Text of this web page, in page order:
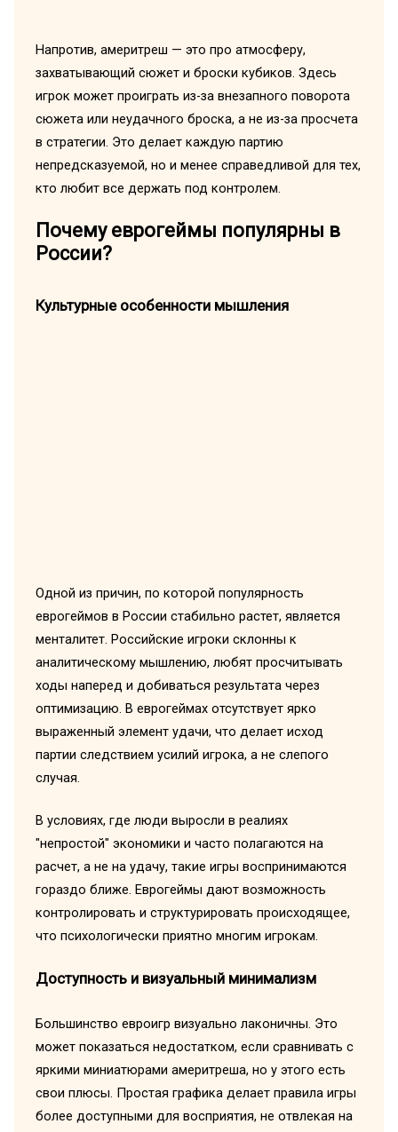
Напротив, америтреш — это про атмосферу,
захватывающий сюжет и броски кубиков. Здесь
игрок может проиграть из-за внезапного поворота
сюжета или неудачного броска, а не из-за просчета
в стратегии. Это делает каждую партию
непредсказуемой, но и менее справедливой для тех,
кто любит все держать под контролем.
Почему еврогеймы популярны в
России?
Культурные особенности мышления
Одной из причин, по которой популярность
еврогеймов в России стабильно растет, является
менталитет. Российские игроки склонны к
аналитическому мышлению, любят просчитывать
ходы наперед и добиваться результата через
оптимизацию. В еврогеймах отсутствует ярко
выраженный элемент удачи, что делает исход
партии следствием усилий игрока, а не слепого
случая.
В условиях, где люди выросли в реалиях
"непростой" экономики и часто полагаются на
расчет, а не на удачу, такие игры воспринимаются
гораздо ближе. Еврогеймы дают возможность
контролировать и структурировать происходящее,
что психологически приятно многим игрокам.
Доступность и визуальный минимализм
Большинство евроигр визуально лаконичны. Это
может показаться недостатком, если сравнивать с
яркими миниатюрами америтреша, но у этого есть
свои плюсы. Простая графика делает правила игры
более доступными для восприятия, не отвлекая на